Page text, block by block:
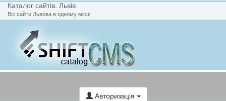
Каталог сайтів. Львів
Всі сайти Львова в одному місці
Авторизація